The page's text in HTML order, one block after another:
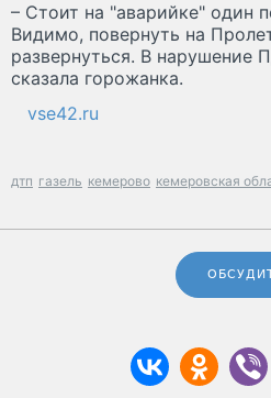
– Стоит на "аварийке" один
Видимо, повернуть на
развернуться. В нарушение
сказала горожанка.
vse42.ru
дтп газель кемерово кемеровская